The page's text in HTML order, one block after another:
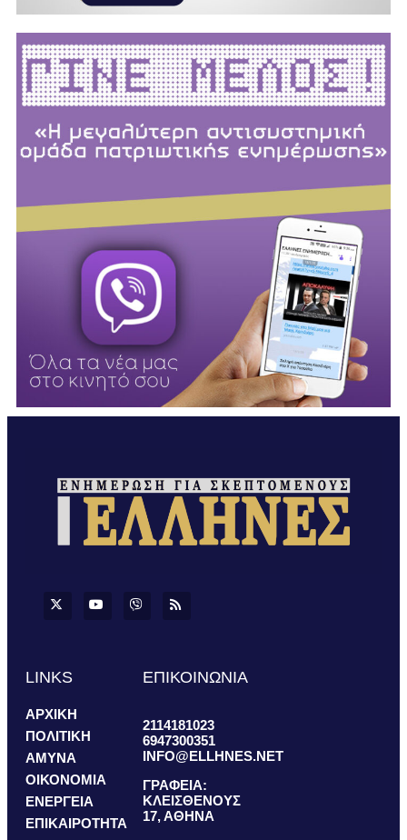
LINKS
ΑΡΧΙΚΗ
ΠΟΛΙΤΙΚΗ
ΑΜΥΝΑ
ΟΙΚΟΝΟΜΙΑ
ΕΝΕΡΓΕΙΑ
ΕΠΙΚΑΙΡΟΤΗΤΑ
ΕΠΙΚΟΙΝΩΝΙΑ
2114181023
6947300351
INFO@ELLHNES.NET
ΓΡΑΦΕΙΑ:
ΚΛΕΙΣΘΕΝΟΥΣ
17, ΑΘΗΝΑ